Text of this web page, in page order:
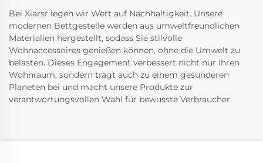
Bei Xiarsr legen wir Wert auf Nachhaltigkeit. Unsere
modernen Bettgestelle werden aus umweltfreundlichen
Materialien hergestellt, sodass Sie stilvolle
Wohnaccessoires genießen können, ohne die Umwelt zu
belasten. Dieses Engagement verbessert nicht nur Ihren
Wohnraum, sondern trägt auch zu einem gesünderen
Planeten bei und macht unsere Produkte zur
verantwortungsvollen Wahl für bewusste Verbraucher.